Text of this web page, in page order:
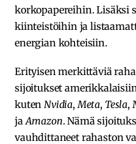
korkopapereihin. Lisäksi
kiinteistöihin ja
energian kohteisiin.
Erityisen merkittäviä
sijoitukset
kuten Nvidia, Meta, Tesla,
ja Amazon. Nämä
vauhdittaneet rahaston